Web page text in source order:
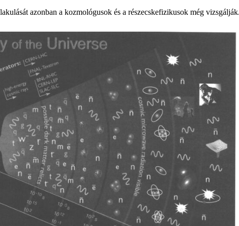
azonban a kozmológusok és a részecskefizikusok még vizsgálják.